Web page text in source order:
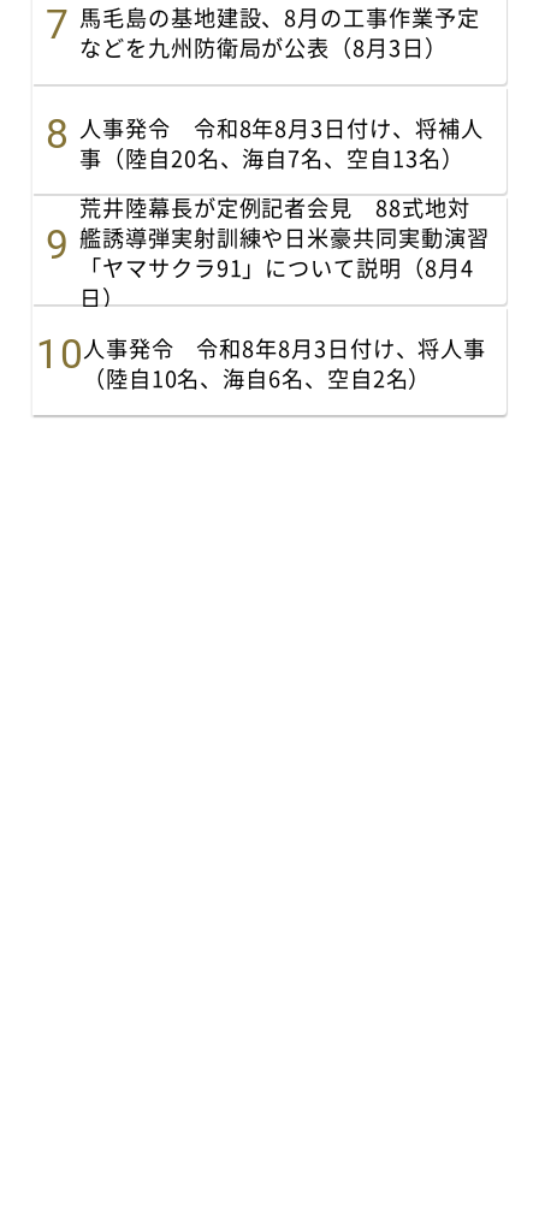
馬毛島の基地建設、8月の工事作業予定
などを九州防衛局が公表（8月3日）
人事発令 令和8年8月3日付け、将補人
事（陸自20名、海自7名、空自13名）
荒井陸幕長が定例記者会見 88式地対
艦誘導弾実射訓練や日米豪共同実動演習
「ヤマサクラ91」について説明（8月4
日）
人事発令 令和8年8月3日付け、将人事
（陸自10名、海自6名、空自2名）